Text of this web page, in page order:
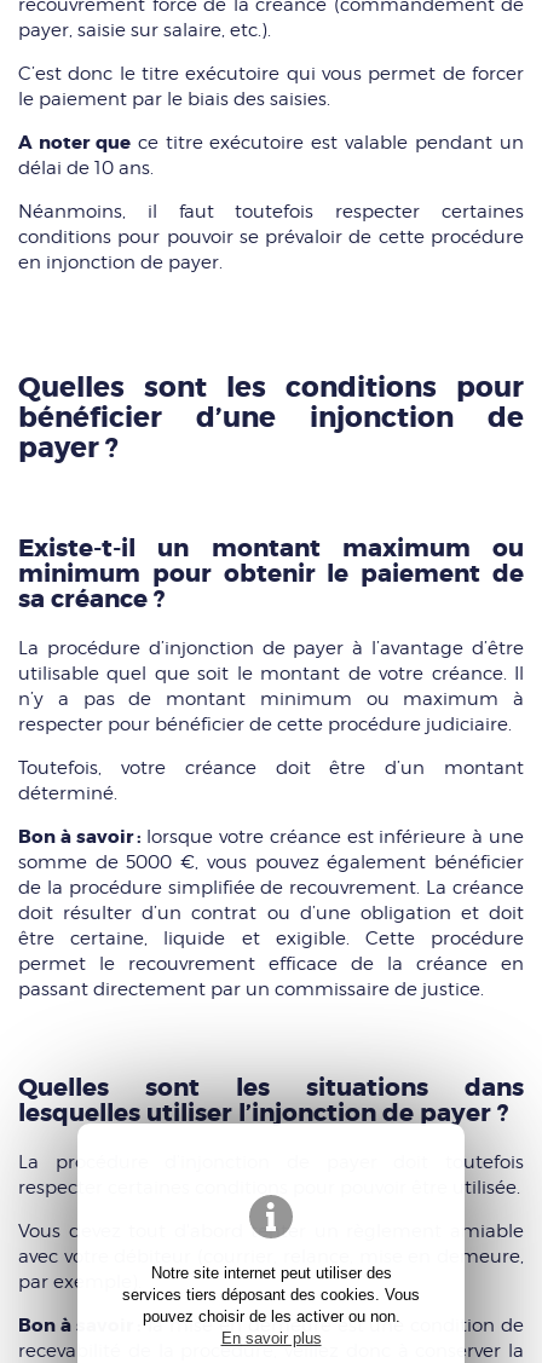
Notre site internet peut utiliser des
services tiers déposant des cookies. Vous
pouvez choisir de les activer ou non.
En savoir plus
recouvrement forcé de la créance (commandement de
payer, saisie sur salaire, etc.).
C’est donc le titre exécutoire qui vous permet de forcer
le paiement par le biais des saisies.
A noter quece titre exécutoire est valable pendant un
délai de 10 ans.
Néanmoins, il faut toutefois respecter certaines
conditions pour pouvoir se prévaloir de cette procédure
en injonction de payer.
Quelles sont les conditions pour
bénéficier d’une injonction de
payer ?
Existe-t-il un montant maximum ou
minimum pour obtenir le paiement de
sa créance ?
La procédure d’injonction de payer à l’avantage d’être
utilisable quel que soit le montant de votre créance. Il
n’y a pas de montant minimum ou maximum à
respecter pour bénéficier de cette procédure judiciaire.
Toutefois, votre créance doit être d’un montant
déterminé.
Bon à savoir : lorsque votre créance est inférieure à une
somme de 5000 €, vous pouvez également bénéficier
de la procédure simplifiée de recouvrement. La créance
doit résulter d’un contrat ou d’une obligation et doit
être certaine, liquide et exigible. Cette procédure
permet le recouvrement efficace de la créance en
passant directement par un commissaire de justice.
Quelles sont les situations dans
lesquelles utiliser l’injonction de payer ?
La procédure d’injonction de payer doit toutefois
respecter certaines conditions pour pouvoir être utilisée.
Vous devez tout d'abord tenter un règlement amiable
avec votre débiteur (courrier, relance, mise en demeure,
par exemple).
Bon à savoir : la mise en demeure est une condition de
recevabilité de la procédure, veillez donc à conserver la